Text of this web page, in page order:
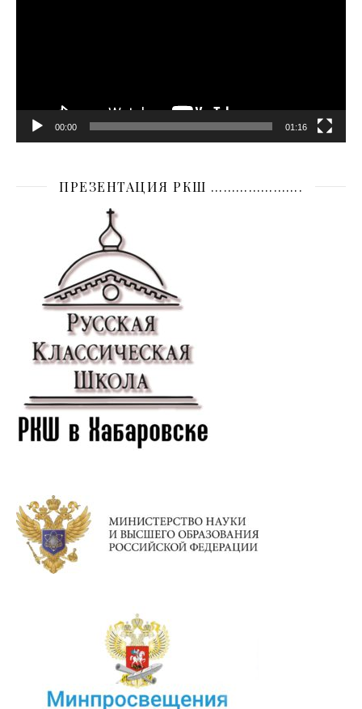
00:00 01:16
ПРЕЗЕНТАЦИЯ РКШ ………………….